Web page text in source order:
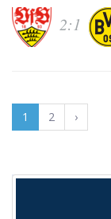
2:1
1 2 ›